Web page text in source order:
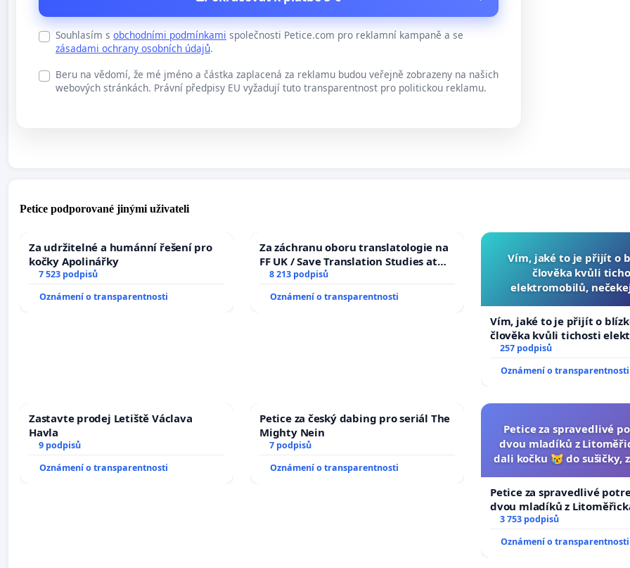
Souhlasím s obchodními podmínkami společnosti Petice.com pro reklamní kampaně a se
zásadami ochrany osobních údajů.
Beru na vědomí, že mé jméno a částka zaplacená za reklamu budou veřejně zobrazeny na našich
webových stránkách. Právní předpisy EU vyžadují tuto transparentnost pro politickou reklamu.
Petice podporované jinými uživateli
Za udržitelné a humánní řešení pro
kočky Apolinářky
7 523 podpisů
Oznámení o transparentnosti
Za záchranu oboru translatologie na
FF UK / Save Translation Studies at
the Faculty of Arts, Charles
8 213 podpisů
Oznámení o transparentnosti
Vím, jaké to je přijít o
člověka kvůli
elektromobilů,
auta!
Vím, jaké to je přijít o
člověka kvůli tichosti
nečekejme, až přibydou
257 podpisů
Oznámení o transparentnosti
Zastavte prodej Letiště Václava
Havla
9 podpisů
Oznámení o transparentnosti
Petice za český dabing pro seriál The
Mighty Nein
7 podpisů
Oznámení o transparentnosti
Petice za spravedlivé
dvou mladíků z
dali kočku 😿 do sušičky,
Petice za spravedlivé
dvou mladíků z
dali kočku 😿 do sušičky,
3 753 podpisů
Oznámení o transparentnosti